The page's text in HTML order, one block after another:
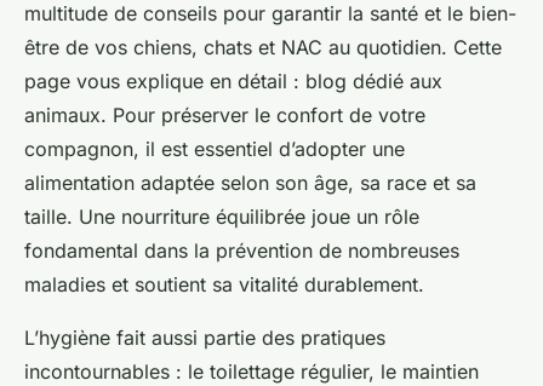
multitude de conseils pour garantir la santé et le bien-
être de vos chiens, chats et NAC au quotidien. Cette
page vous explique en détail : blog dédié aux
animaux. Pour préserver le confort de votre
compagnon, il est essentiel d’adopter une
alimentation adaptée selon son âge, sa race et sa
taille. Une nourriture équilibrée joue un rôle
fondamental dans la prévention de nombreuses
maladies et soutient sa vitalité durablement.
L’hygiène fait aussi partie des pratiques
incontournables : le toilettage régulier, le maintien